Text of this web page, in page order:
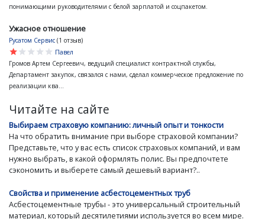
понимающими руководителями с белой зарплатой и соцпакетом.
Ужасное отношение
Русатом Сервис (1 отзыв)
star
star
star
star
star
Павел
Громов Артем Сергеевич, ведущий специалист контрактной службы,
Департамент закупок, связался с нами, сделал коммерческое предложение по
реализации ква...
Читайте на сайте
Выбираем страховую компанию: личный опыт и тонкости
На что обратить внимание при выборе страховой компании?
Представьте, что у вас есть список страховых компаний, и вам
нужно выбрать, в какой оформлять полис. Вы предпочтете
сэкономить и выберете самый дешевый вариант?..
Свойства и применение асбестоцементных труб
Асбестоцементные трубы - это универсальный строительный
материал, который десятилетиями используется во всем мире.